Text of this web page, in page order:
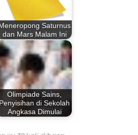
Saturnus
dan Mars Malam Ini
Olimpiade Sains,
Penyisihan di Sekolah
Angkasa Dimulai